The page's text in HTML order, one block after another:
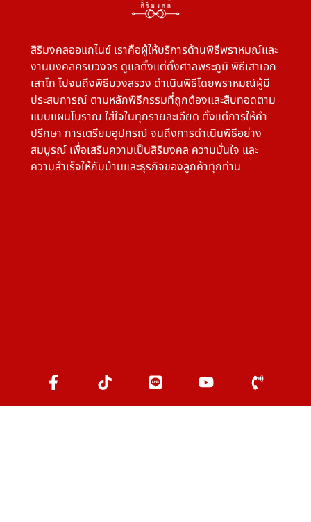
สิริมงคลออแกไนซ์ เราคือผู้ให้บริการด้านพิธีพราหมณ์และ
งานมงคลครบวงจร ดูแลตั้งแต่ตั้งศาลพระภูมิ พิธีเสาเอก
เสาโท ไปจนถึงพิธีบวงสรวง ดำเนินพิธีโดยพราหมณ์ผู้มี
ประสบการณ์ ตามหลักพิธีกรรมที่ถูกต้องและสืบทอดตาม
แบบแผนโบราณ ใส่ใจในทุกรายละเอียด ตั้งแต่การให้คำ
ปรึกษา การเตรียมอุปกรณ์ จนถึงการดำเนินพิธีอย่าง
สมบูรณ์ เพื่อเสริมความเป็นสิริมงคล ความมั่นใจ และ
ความสำเร็จให้กับบ้านและธุรกิจของลูกค้าทุกท่าน